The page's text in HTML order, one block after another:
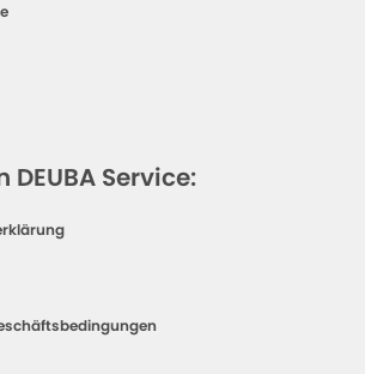
DEUBA Service: